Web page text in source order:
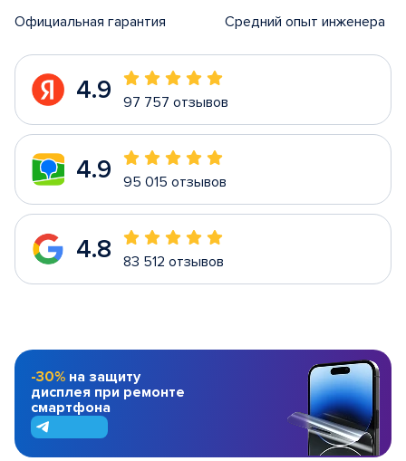
Официальная гарантия Средний опыт инженера
4.9 97 757 отзывов
4.9 95 015 отзывов
4.8 83 512 отзывов
-30% на защиту
дисплея при ремонте
смартфона